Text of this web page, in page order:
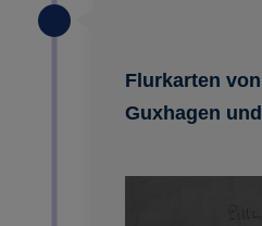
Flurkarten
Guxhagen